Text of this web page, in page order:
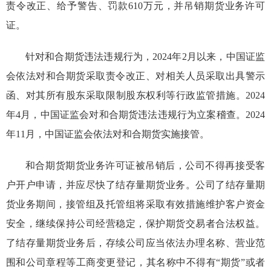
责令改正 、给予警告、罚款610万元 ，并吊销期货业务许可
证。
针对和合期货违法违规行为 ，2024年2月以来，中国证监
会依法对和合期货采取责令改正、对相关人员采取出具警示
函、 对其所有股东采取限制股东权利等行政监管措施。2024
年4月，中国证监会对和合期货违法违规行为立案稽查。2024
年11月， 中国证监会依法对和合期货实施接管。
和合期货期货业务许可证被吊销后，公司不得再接受客
户开户申请 ，并应尽快了结存量期货业务。公司了结存量期
货业务期间，接管组及托管组将采取有效措施维护客户资金
安全，继续保持公司经营稳定，保护期货交易者合法权益。
了结存量期货业务后， 存续公司应当依法办理名称、营业范
围和公司章程等工商变更登记，其名称中不得有“期货”或者